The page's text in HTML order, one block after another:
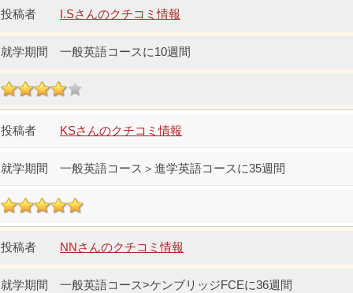
I.Sさんのクチコミ情報
一般英語コースに10週間
KSさんのクチコミ情報
一般英語コース＞進学英語コースに35週間
NNさんのクチコミ情報
一般英語コース>ケンブリッジFCEに36週間